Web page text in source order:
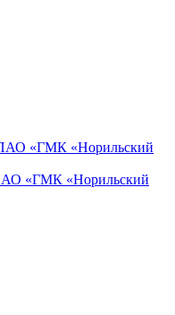
ПАО «ГМК «Норильский
«ГМК «Норильский